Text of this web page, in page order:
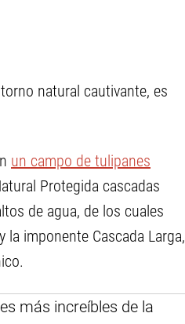
natural cautivante, es
un campo de tulipanes
Protegida cascadas
de agua, de los cuales
la imponente Cascada Larga,